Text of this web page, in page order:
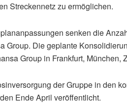
Streckennetz zu ermöglichen.
senken die
Group. Die geplante
Group in Frankfurt, München,
der Gruppe in den
Ende April veröffentlicht.